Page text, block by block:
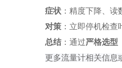
症状：精度下降、读
对策：立即停机检查
总结：通过严格选型
更多流量计相关信息